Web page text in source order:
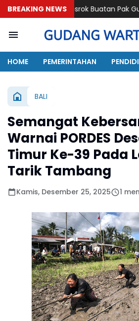
BREAKING NEWS
Sosrok Buatan Pak Gunung
HOME PEMERINTAHAN
BALI
Semangat
Warnai PORDES
Timur Ke-39 Pada
Tarik Tambang
Kamis, Desember 25, 2025 1